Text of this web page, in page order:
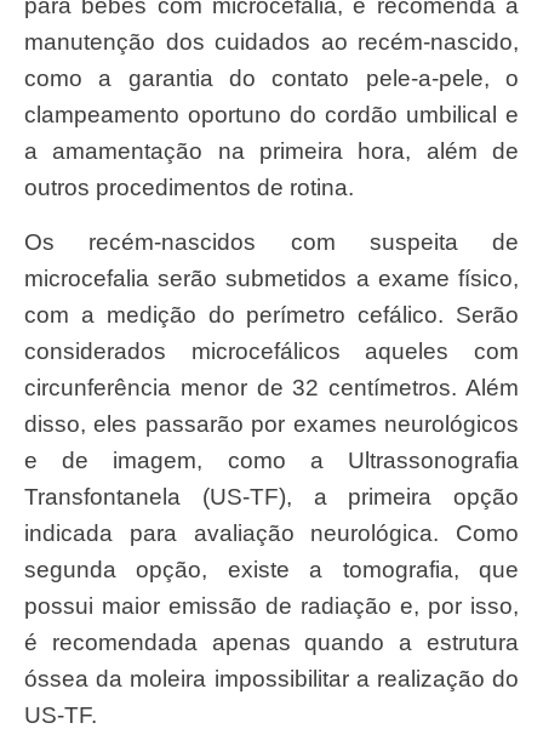
para bebês com microcefalia, e recomenda a
manutenção dos cuidados ao recém-nascido,
como a garantia do contato pele-a-pele, o
clampeamento oportuno do cordão umbilical e
a amamentação na primeira hora, além de
outros procedimentos de rotina.
Os recém-nascidos com suspeita de
microcefalia serão submetidos a exame físico,
com a medição do perímetro cefálico. Serão
considerados microcefálicos aqueles com
circunferência menor de 32 centímetros. Além
disso, eles passarão por exames neurológicos
e de imagem, como a Ultrassonografia
Transfontanela (US-TF), a primeira opção
indicada para avaliação neurológica. Como
segunda opção, existe a tomografia, que
possui maior emissão de radiação e, por isso,
é recomendada apenas quando a estrutura
óssea da moleira impossibilitar a realização do
US-TF.